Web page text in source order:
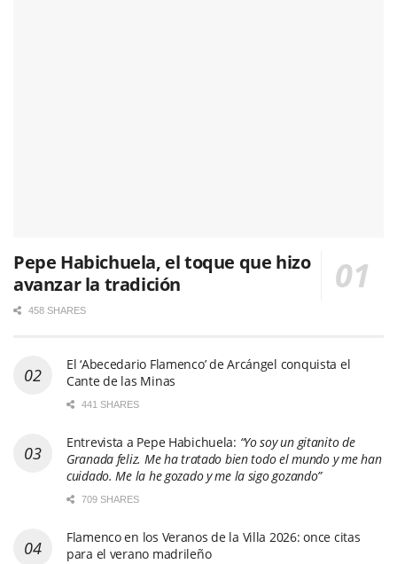
Pepe Habichuela, el toque que hizo
avanzar la tradición
458 SHARES
El ‘Abecedario Flamenco’ de Arcángel conquista el
Cante de las Minas
441 SHARES
Entrevista a Pepe Habichuela: “Yo soy un gitanito de
Granada feliz. Me ha tratado bien todo el mundo y me han
cuidado. Me la he gozado y me la sigo gozando”
709 SHARES
Flamenco en los Veranos de la Villa 2026: once citas
para el verano madrileño